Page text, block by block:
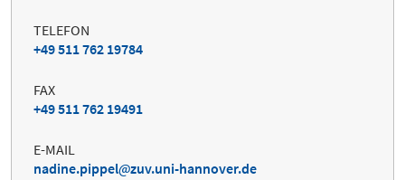
TELEFON
+49 511 762 19784
FAX
+49 511 762 19491
E-MAIL
nadine.pippel
zuv.uni-hannover.de